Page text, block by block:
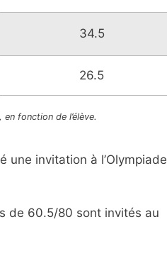
34.5
26.5
fonction de l’élève.
une invitation à l’Olympiade
de 60.5/80 sont invités au